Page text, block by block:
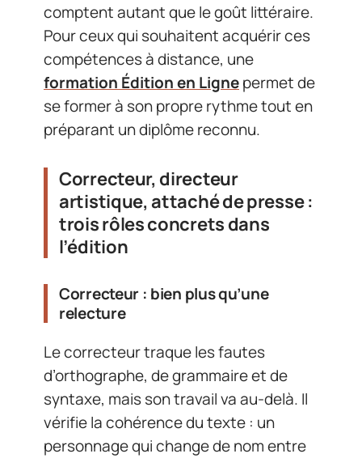
comptent autant que le goût littéraire.
Pour ceux qui souhaitent acquérir ces
compétences à distance, une
formation Édition en Lignepermet de
se former à son propre rythme tout en
préparant un diplôme reconnu.
Correcteur, directeur
artistique, attaché de presse :
trois rôles concrets dans
l’édition
Correcteur : bien plus qu’une
relecture
Le correcteur traque les fautes
d’orthographe, de grammaire et de
syntaxe, mais son travail va au-delà. Il
vérifie la cohérence du texte : un
personnage qui change de nom entre